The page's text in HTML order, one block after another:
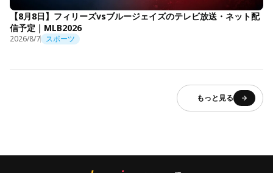
【8月8日】フィリーズvsブルージェイズのテレビ放送・ネット配
信予定｜MLB2026
2026/8/7 スポーツ
もっと見る